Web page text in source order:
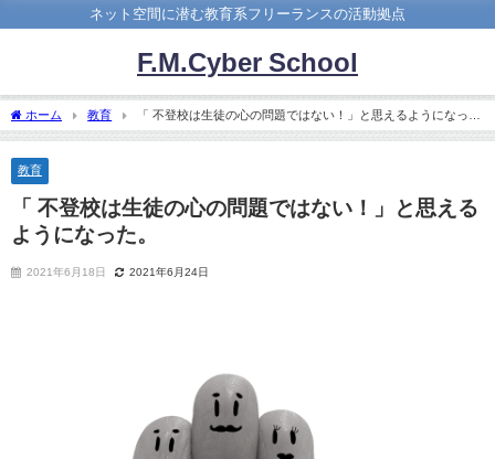
ネット空間に潜む教育系フリーランスの活動拠点
F.M.Cyber School
ホーム 教育
「 不登校は生徒の心の問題ではない！」と思えるようになっ
た。
教育
「 不登校は生徒の心の問題ではない！」と思える
ようになった。
2021年6月18日 2021年6月24日